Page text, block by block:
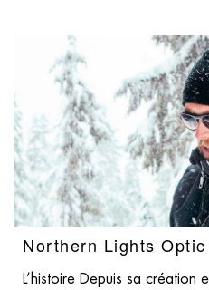
Northern Lights Optic
L’histoire Depuis sa